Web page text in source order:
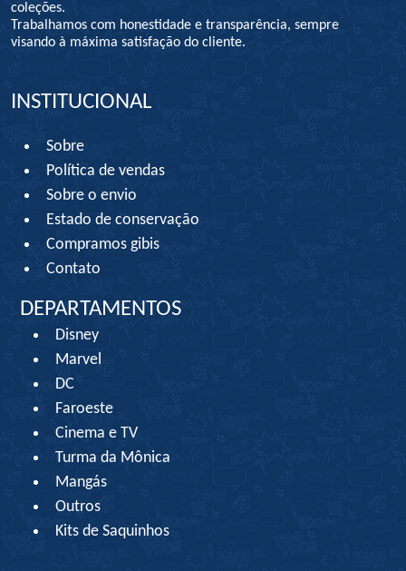
coleções.
Trabalhamos com honestidade e transparência, sempre
visando à máxima satisfação do cliente.
INSTITUCIONAL
Sobre
Política de vendas
Sobre o envio
Estado de conservação
Compramos gibis
Contato
DEPARTAMENTOS
Disney
Marvel
DC
Faroeste
Cinema e TV
Turma da Mônica
Mangás
Outros
Kits de Saquinhos